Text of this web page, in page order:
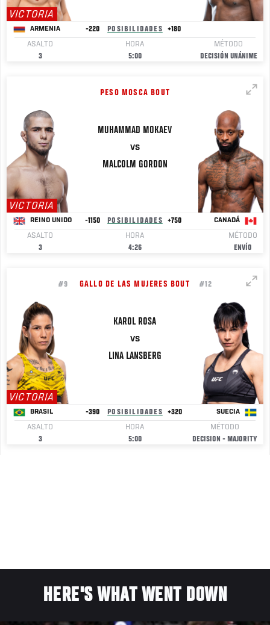
VICTORIA
ARMENIA -220 POSIBILIDADES
+180
ASALTO
3
HORA
5:00
MÉTODO
DECISIÓN UNÁNIME
PESO MOSCA BOUT
VICTORIA
MUHAMMAD MOKAEV
VS
MALCOLM GORDON
REINO UNIDO -1150 POSIBILIDADES +750 CANADÁ
ASALTO
3
HORA
4:26
MÉTODO
ENVÍO
#9 GALLO DE LAS MUJERES BOUT #12
VICTORIA
KAROL ROSA
VS
LINA LANSBERG
BRASIL -390 POSIBILIDADES +320 SUECIA
ASALTO
3
HORA
5:00
MÉTODO
DECISION - MAJORITY
HERE'S WHAT WENT DOWN